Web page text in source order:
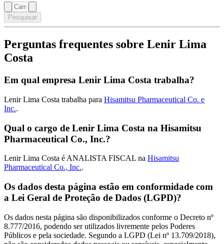
Pesquisar
Perguntas frequentes sobre Lenir Lima
Costa
Em qual empresa Lenir Lima Costa trabalha?
Lenir Lima Costa trabalha para Hisamitsu Pharmaceutical Co. e
Inc..
Qual o cargo de Lenir Lima Costa na Hisamitsu
Pharmaceutical Co., Inc.?
Lenir Lima Costa é ANALISTA FISCAL na Hisamitsu
Pharmaceutical Co., Inc..
Os dados desta página estão em conformidade com
a Lei Geral de Proteção de Dados (LGPD)?
Os dados nesta página são disponibilizados conforme o Decreto nº
8.777/2016, podendo ser utilizados livremente pelos Poderes
Públicos e pela sociedade. Segundo a LGPD (Lei nº 13.709/2018),